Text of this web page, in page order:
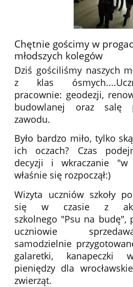
Chętnie gościmy w
młodszych kolegów
Dziś gościliśmy naszych
z klas
pracownie: geodezji,
budowlanej oraz salę
zawodu.
Było bardzo miło, tylko
ich oczach? Czas
decyzji i wkraczanie "w
właśnie się rozpoczął:)
Wizyta uczniów szkoły
się w czasie z
szkolnego "Psu na budę",
uczniowie
samodzielnie
galaretki, kanapeczki
pieniędzy dla
zwierząt.